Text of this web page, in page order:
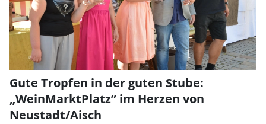
Gute Tropfen in der guten Stube:
„WeinMarktPlatz” im Herzen von
Neustadt/Aisch